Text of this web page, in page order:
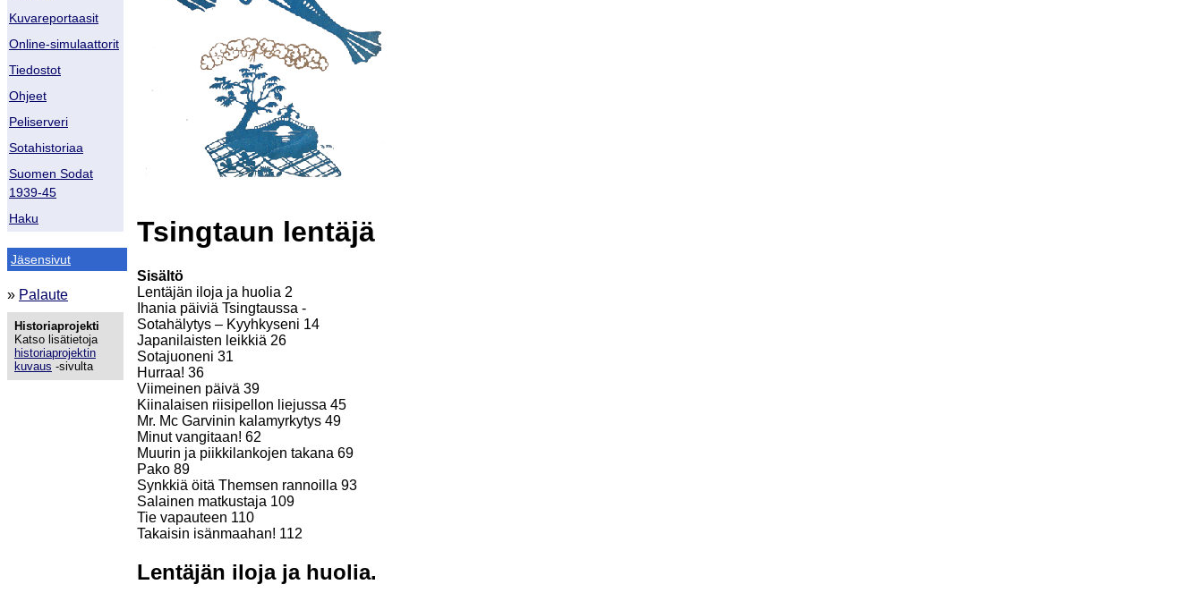
Kuvareportaasit
Online-simulaattorit
Tiedostot
Ohjeet
Peliserveri
Sotahistoriaa
Suomen Sodat
1939-45
Haku
Jäsensivut
» Palaute
Historiaprojekti
Katso lisätietoja
historiaprojektin
kuvaus -sivulta
Tsingtaun lentäjä
Sisältö
Lentäjän iloja ja huolia 2
Ihania päiviä Tsingtaussa -
Sotahälytys – Kyyhkyseni 14
Japanilaisten leikkiä 26
Sotajuoneni 31
Hurraa! 36
Viimeinen päivä 39
Kiinalaisen riisipellon liejussa 45
Mr. Mc Garvinin kalamyrkytys 49
Minut vangitaan! 62
Muurin ja piikkilankojen takana 69
Pako 89
Synkkiä öitä Themsen rannoilla 93
Salainen matkustaja 109
Tie vapauteen 110
Takaisin isänmaahan! 112
Lentäjän iloja ja huolia.